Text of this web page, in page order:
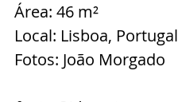
Área: 46 m²
Local: Lisboa, Portugal
Fotos: João Morgado